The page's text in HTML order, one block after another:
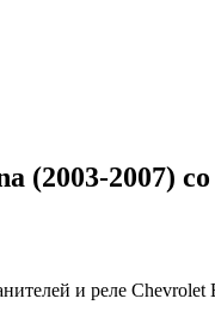
(2003-2007)
и реле